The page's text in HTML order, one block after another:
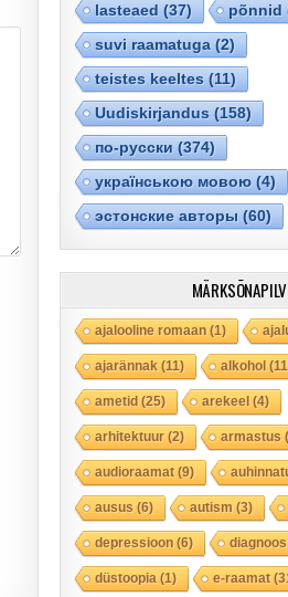
lasteaed (37) põnnid
suvi raamatuga(2)
teistes keeltes(11)
Uudiskirjandus(158)
по-русски (374)
українською мовою(4)
эстонские авторы(60)
MÄRKSÕNAPILV
ajalooline romaan(1)
ajarännak(11) alkohol
ametid(25) arekeel(4)
arhitektuur(2) armastus
audioraamat(9)
ausus(6) autism(3)
depressioon(6) diagnoos
düstoopia(1) e-raamat